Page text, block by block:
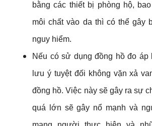
bằng các thiết bị phòng hộ,
môi chất vào da thì có thể gây
nguy hiểm.
Nếu có sử dụng đồng hồ đo áp
lưu ý tuyệt đối không vặn xả
đồng hồ. Việc này sẽ gây ra sự
quá lớn sẽ gây nổ mạnh và